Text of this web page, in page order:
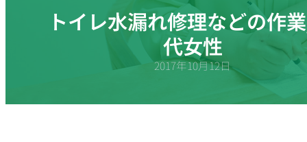
トイレ水漏れ修理などの作
代女性
2017年10月12日